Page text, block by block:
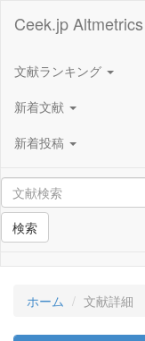
Ceek.jp
文献ランキング
新着文献
新着投稿
検索
ホーム 文献詳細